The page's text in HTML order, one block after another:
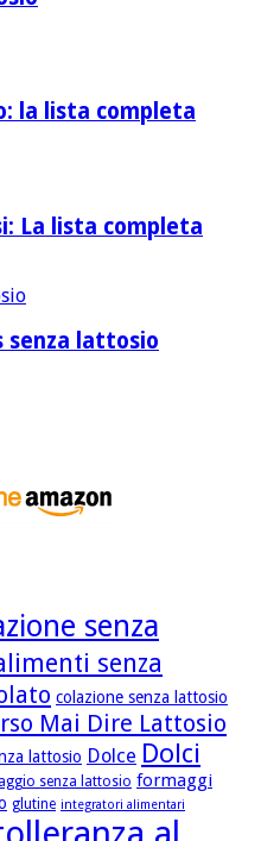
la lista completa
La lista completa
senza lattosio
senza
senza
colazione senza lattosio
Mai Dire Lattosio
lattosio Dolce Dolci
senza lattosio formaggi
glutine integratori alimentari